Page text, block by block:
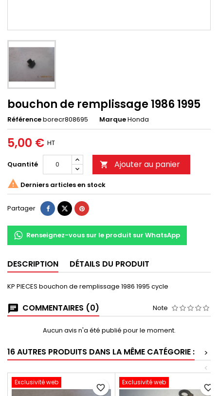
bouchon de remplissage 1986 1995
Référenceborecr808695 MarqueHonda
5,00 € HT
Quantité  Ajouter au panier
 Derniers articles en stock
Partager
Renseignez-vous sur le produit sur WhatsApp
DESCRIPTION DÉTAILS DU PRODUIT
KP PIECES bouchon de remplissage 1986 1995 cycle
COMMENTAIRES (0) Note
Aucun avis n'a été publié pour le moment.
16 AUTRES PRODUITS DANS LA MÊME CATÉGORIE :
>
<
Exclusivité web
favorite_border
Exclusivité web
favorite_border